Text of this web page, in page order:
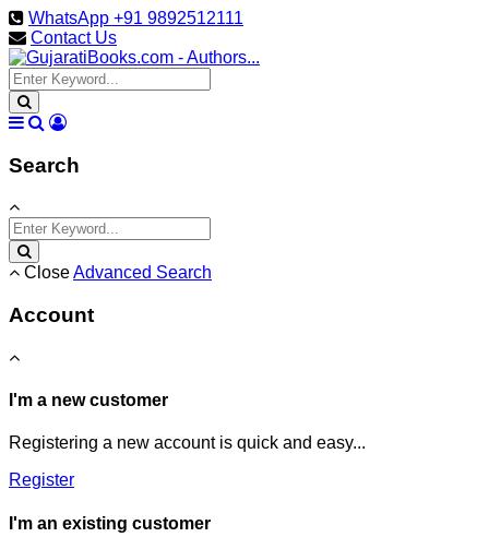
WhatsApp +91 9892512111
Contact Us
Search
CloseAdvanced Search
Account
I'm a new customer
Registering a new account is quick and easy...
Register
I'm an existing customer